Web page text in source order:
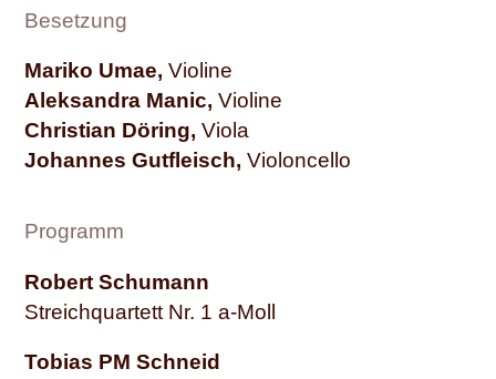
Besetzung
Mariko Umae, Violine
Aleksandra Manic, Violine
Christian Döring, Viola
Johannes Gutfleisch, Violoncello
Programm
Robert Schumann
Streichquartett Nr. 1 a-Moll
Tobias PM Schneid